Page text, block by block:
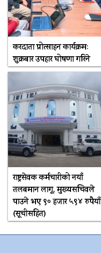
करदाता प्रोत्साहन कार्यक्रमः
शुक्रबार उपहार घोषणा गरिने
राष्ट्रसेवक कर्मचारीको नयाँ
तलबमान लागू, मुख्यसचिवले
पाउने भए ९० हजार ५९४ रुपैयाँ
(सूचीसहित)